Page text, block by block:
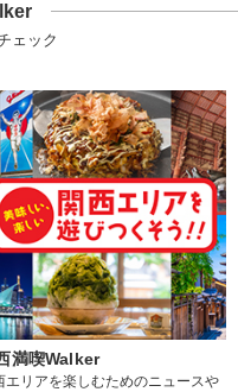
ェック
満喫Walker
エリアを楽しむためのニュースや